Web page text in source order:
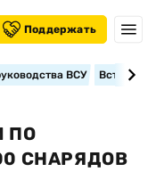
Поддержать
ВСУ
ПО
СНАРЯДОВ